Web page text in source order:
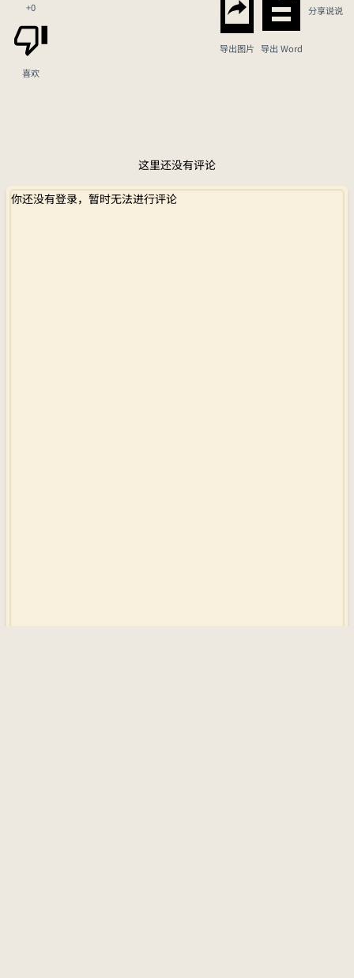
+0
喜欢
导出图片 导出 Word
分享说说
这里还没有评论
你还没有登录，暂时无法进行评论